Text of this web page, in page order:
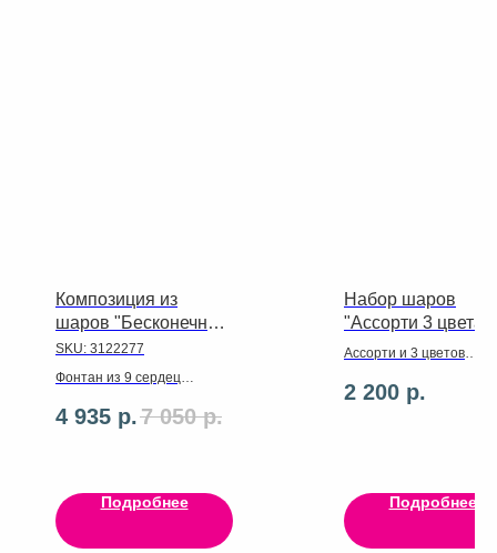
Композиция из
шаров "Бесконечная
любовь"
SKU: 3122277
Фонтан из 9 сердец
шар 70 см с надписью и
4 935 р.7 050 р.
Подробнее
Набор шаров
"Ассорти 3 цвета"
Ассорти и 3 цветов
✔ 10 латексных шаров
Бережно доставим ваш
заказ с 8 до 19ч!
2 200 р.
Подробнее